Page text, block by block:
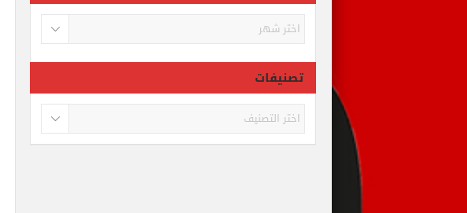
الأرشيف
تصنيفات
تصنيفات